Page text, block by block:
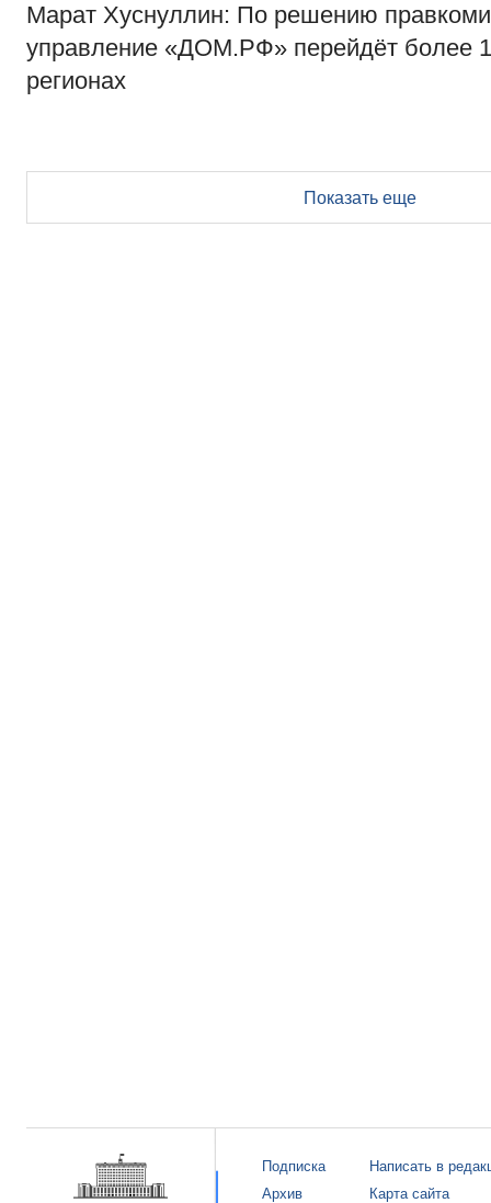
Марат Хуснуллин: По решению
управление «ДОМ.РФ» перейдёт более
регионах
Показать еще
Подписка
Архив
Написать в
Карта сайта